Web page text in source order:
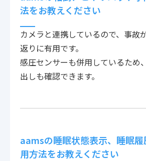
法をお教えください
カメラと連携しているので、事故
返りに有用です。
感圧センサーも併用しているため
出しも確認できます。
aamsの睡眠状態表示、睡眠
用方法をお教えください